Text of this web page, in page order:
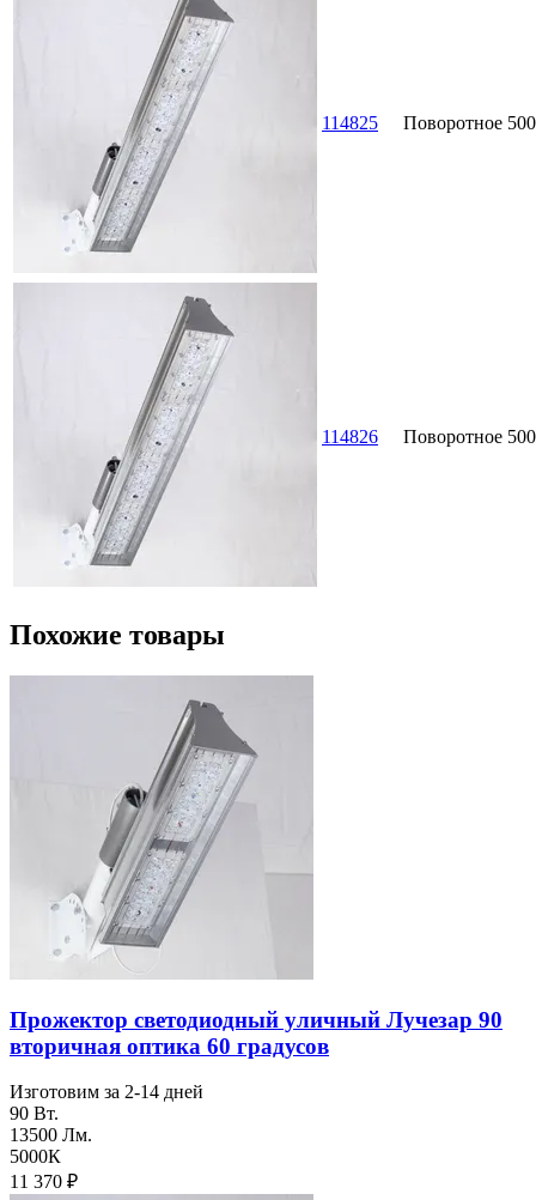
114825 Поворотное
114826 Поворотное
Похожие товары
Прожектор светодиодный уличный Лучезар 90
вторичная оптика 60 градусов
Изготовим за 2-14 дней
90 Вт.
13500 Лм.
5000К
11 370 ₽